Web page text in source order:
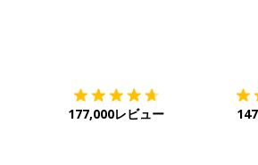
177,000レビュー